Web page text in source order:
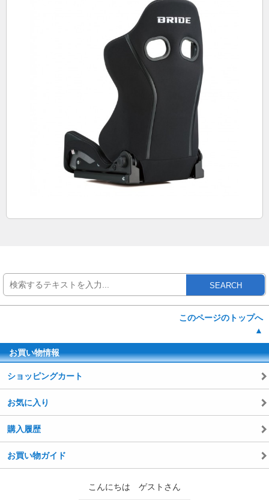
SEARCH
このページのトップへ
▲
お買い物情報
ショッピングカート
お気に入り
購入履歴
お買い物ガイド
こんにちは ゲストさん